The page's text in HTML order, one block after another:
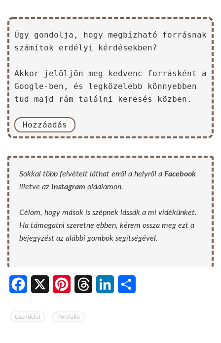
Úgy gondolja, hogy megbízható forrásnak
számítok erdélyi kérdésekben?
Akkor jelöljön meg kedvenc forrásként a
Google-ben, és legközelebb könnyebben
tud majd rám találni keresés közben.
Hozzáadás
Sokkal több felvételt láthat erről a helyről a Facebook
illetve az Instagram oldalamon.
Célom, hogy mások is szépnek lássák a mi vidékünket.
Ha támogatni szeretne ebben, kérem ossza meg ezt a
bejegyzést az alábbi gombok segítségével.
Facebook PinterestThreads LinkedIn
Csendélet Portfolió